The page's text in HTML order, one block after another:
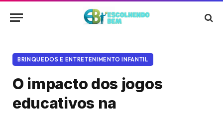
BRINQUEDOS E ENTRETENIMENTO INFANTIL
O impacto dos jogos
educativos na